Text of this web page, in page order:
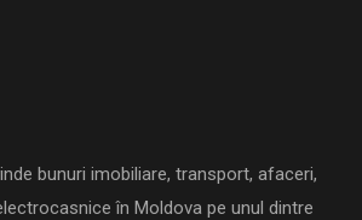
bunuri imobiliare, transport, afaceri,
în Moldova pe unul dintre